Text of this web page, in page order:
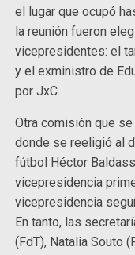
el lugar que ocupó
la reunión fueron
vicepresidentes: el
y el exministro de
por JxC.
Otra comisión que
donde se reeligió al
fútbol Héctor
vicepresidencia
vicepresidencia
En tanto, las
(FdT), Natalia Souto